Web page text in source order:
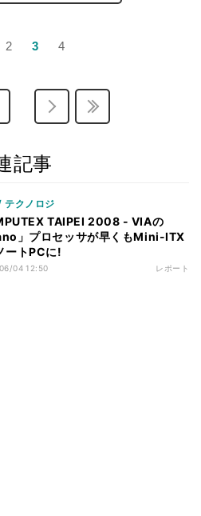
2 3 4
記事
テクノロジ
TAIPEI 2008 - VIAの
」プロセッサが早くもMini-ITX
ートPCに!
04 12:50 レポート